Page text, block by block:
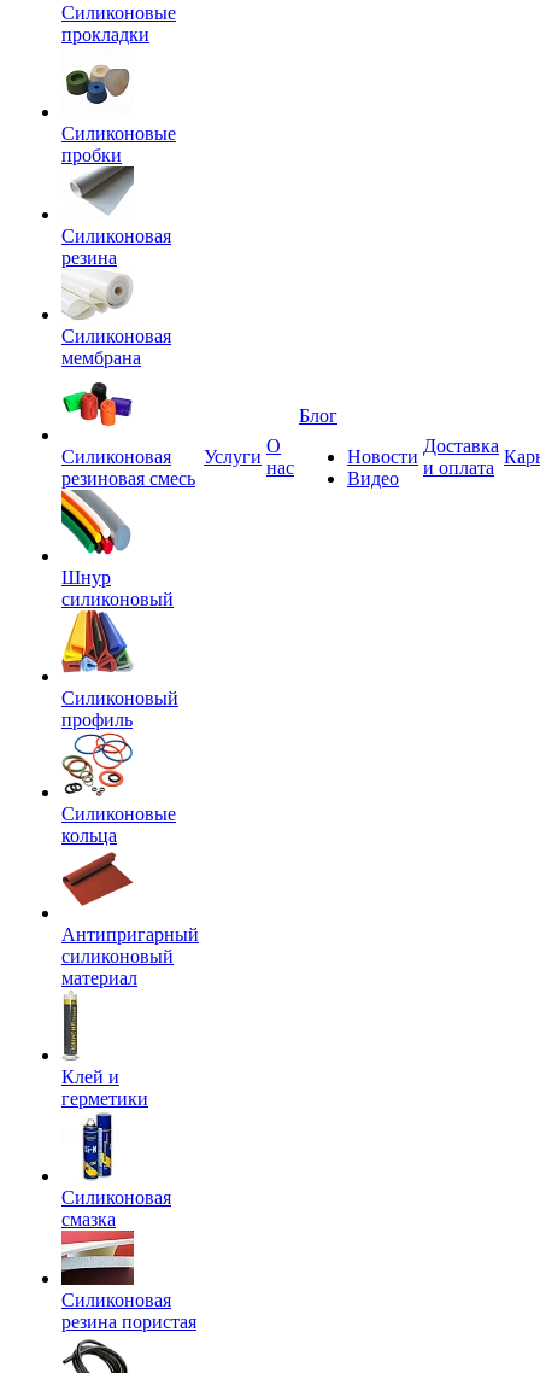
Силиконовые
прокладки
Силиконовые
пробки
Силиконовая
резина
Силиконовая
мембрана
Силиконовая
резиновая смесь
Шнур
силиконовый
Силиконовый
профиль
Силиконовые
кольца
Антипригарный
силиконовый
материал
Клей и
герметики
Силиконовая
смазка
Силиконовая
резина пористая
Услуги
О
нас
Блог
Новости
Видео
Доставка
и оплата